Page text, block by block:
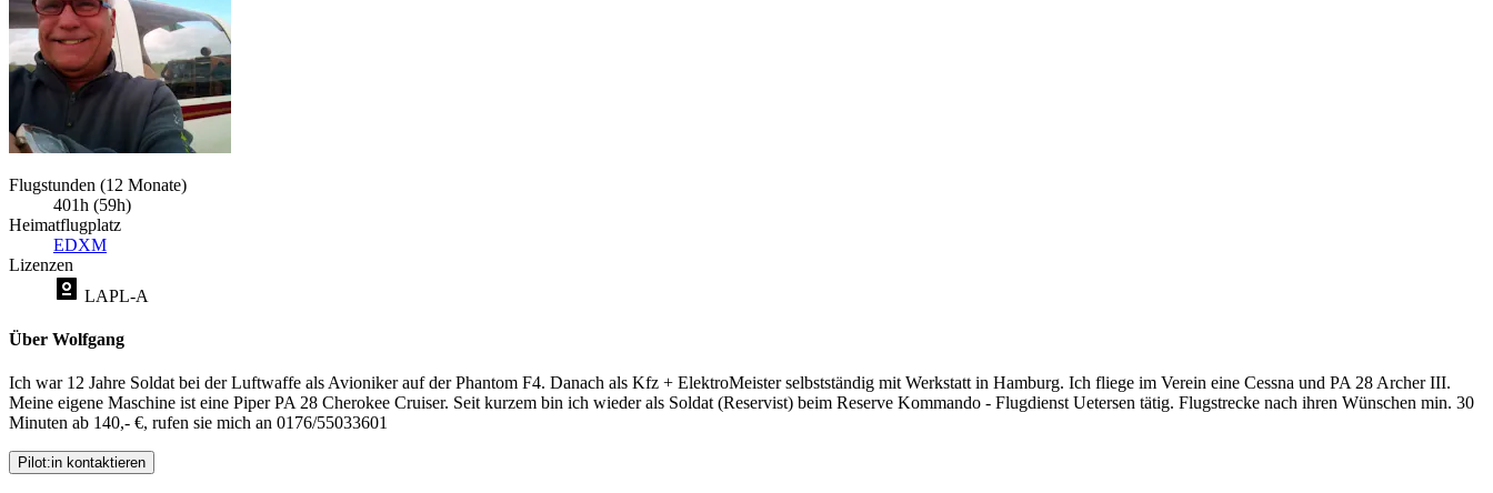
Flugstunden (12 Monate)
401h (59h)
Heimatflugplatz
EDXM
Lizenzen
LAPL-A
Über Wolfgang
Ich war 12 Jahre Soldat bei der Luftwaffe als Avioniker auf der Phantom F4. Danach als Kfz + ElektroMeister selbstständig mit Werkstatt in Hamburg. Ich fliege im Verein eine Cessna und PA 28 Archer III.
Meine eigene Maschine ist eine Piper PA 28 Cherokee Cruiser. Seit kurzem bin ich wieder als Soldat (Reservist) beim Reserve Kommando - Flugdienst Uetersen tätig. Flugstrecke nach ihren Wünschen min. 30
Minuten ab 140,- €, rufen sie mich an 0176/55033601
Pilot:in kontaktieren